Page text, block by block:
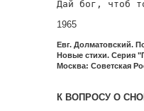
1965
Евг. Долматовский.
Новые стихи. Серия
Москва: Советская
К ВОПРОСУ О